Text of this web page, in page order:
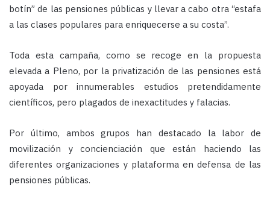
botín” de las pensiones públicas y llevar a cabo otra “estafa
a las clases populares para enriquecerse a su costa”.
Toda esta campaña, como se recoge en la propuesta
elevada a Pleno, por la privatización de las pensiones está
apoyada por innumerables estudios pretendidamente
científicos, pero plagados de inexactitudes y falacias.
Por último, ambos grupos han destacado la labor de
movilización y concienciación que están haciendo las
diferentes organizaciones y plataforma en defensa de las
pensiones públicas.